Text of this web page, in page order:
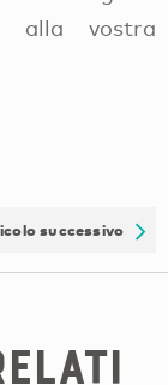
alla vostra
successivo